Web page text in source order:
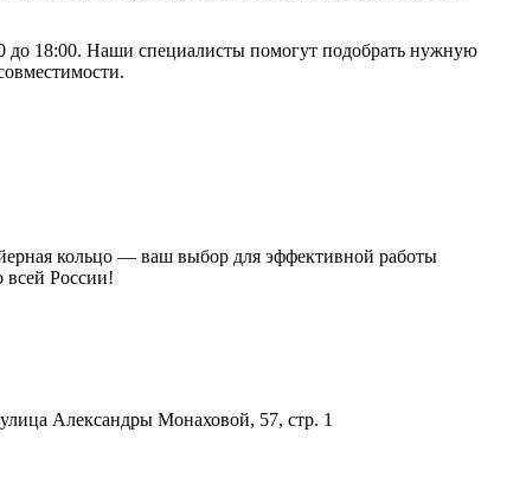
до 18:00. Наши специалисты помогут подобрать нужную
кольцо — ваш выбор для эффективной работы
всей России!
Александры Монаховой, 57, стр. 1